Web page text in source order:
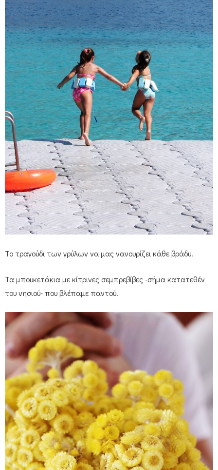
Το τραγούδι των γρύλων να μας νανουρίζει κάθε βράδυ.
Τα μπουκετάκια με κίτρινες σεμπρεβίβες -σήμα κατατεθέν
του νησιού- που βλέπαμε παντού.